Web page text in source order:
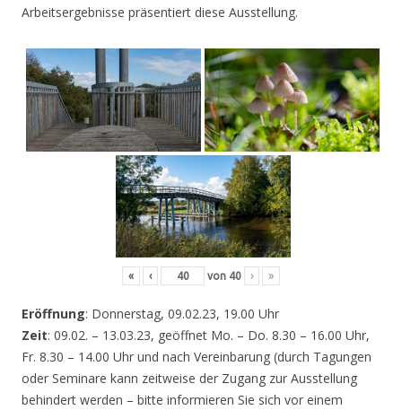
Arbeitsergebnisse präsentiert diese Ausstellung.
« ‹ von 40 › »
Eröffnung: Donnerstag, 09.02.23, 19.00 Uhr
Zeit: 09.02. – 13.03.23, geöffnet Mo. – Do. 8.30 – 16.00 Uhr,
Fr. 8.30 – 14.00 Uhr und nach Vereinbarung (durch Tagungen
oder Seminare kann zeitweise der Zugang zur Ausstellung
behindert werden – bitte informieren Sie sich vor einem